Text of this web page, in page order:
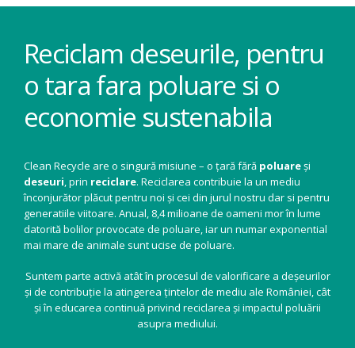
Reciclam deseurile, pentru
o tara fara poluare si o
economie sustenabila
Clean Recycle are o singură misiune – o țară fără poluareși
deseuri, prin reciclare. Reciclarea contribuie la un mediu
înconjurător plăcut pentru noi și cei din jurul nostru dar si pentru
generatiile viitoare. Anual, 8,4 milioane de oameni mor în lume
datorită bolilor provocate de poluare, iar un numar exponential
mai mare de animale sunt ucise de poluare.
Suntem parte activă atât în procesul de valorificare a deșeurilor
și de contribuție la atingerea țintelor de mediu ale României, cât
și în educarea continuă privind reciclarea și impactul poluării
asupra mediului.